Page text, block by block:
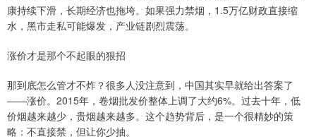
康持续下滑，长期经济也拖垮。如果强力禁烟，1.5万亿财政直接缩
水，黑市走私可能爆发，产业链剧烈震荡。
涨价才是那个不起眼的狠招
那到底怎么管才不炸？很多人没注意到，中国其实早就给出答案了
——涨价。2015年，卷烟批发价整体上调了大约6%。过去十年，低
价烟越来越少，贵烟越来越多。这个趋势背后，是一个很精妙的策
略：不直接禁，但让你少抽。